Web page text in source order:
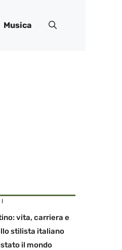
Musica
vita, carriera e
stilista italiano
il mondo